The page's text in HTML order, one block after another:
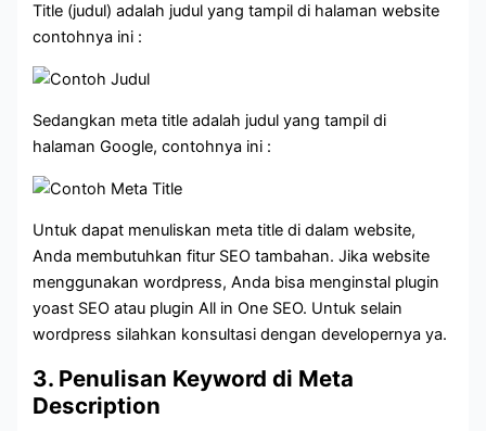
Title (judul) adalah judul yang tampil di halaman website
contohnya ini :
Sedangkan meta title adalah judul yang tampil di
halaman Google, contohnya ini :
Untuk dapat menuliskan meta title di dalam website,
Anda membutuhkan fitur SEO tambahan. Jika website
menggunakan wordpress, Anda bisa menginstal plugin
yoast SEO atau plugin All in One SEO. Untuk selain
wordpress silahkan konsultasi dengan developernya ya.
3. Penulisan Keyword di Meta
Description